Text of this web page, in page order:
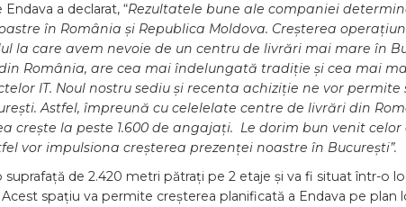
a declarat, “Rezultatele bune ale companiei
în România și Republica Moldova. Creșterea
la care avem nevoie de un centru de livrări mai mare în
România, are cea mai îndelungată tradiție și cea mai
IT. Noul nostru sediu și recenta achiziție ne vor permite
Astfel, împreună cu celelelate centre de livrări din
crește la peste 1.600 de angajați. Le dorim bun venit celor
vor impulsiona creșterea prezenței noastre în București”.
suprafață de 2.420 metri pătrați pe 2 etaje și va fi situat într-o
spațiu va permite creșterea planificată a Endava pe plan